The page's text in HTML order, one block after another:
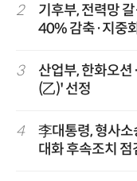
2
기후부, 전력망
40% 감축·지중
3
산업부, 한화오
(乙)' 선정
4
李대통령, 형사
대화 후속조치 점